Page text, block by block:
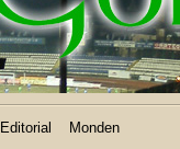
Editorial Monden